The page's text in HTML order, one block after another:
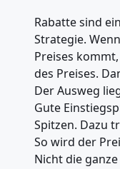
Rabatte sind
Strategie.
Preises
des Preises.
Der Ausweg
Gute
Spitzen. Dazu
So wird der
Nicht die